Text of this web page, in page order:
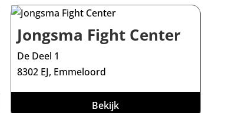
Jongsma Fight Center
De Deel 1
8302 EJ, Emmeloord
Bekijk